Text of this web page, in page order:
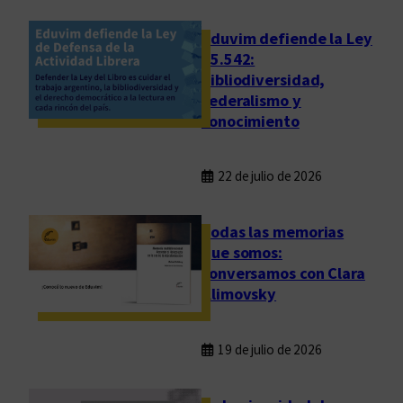
t
o
Eduvim defiende la Ley
25.542:
bibliodiversidad,
federalismo y
conocimiento
22 de julio de 2026
Todas las memorias
que somos:
conversamos con Clara
Klimovsky
19 de julio de 2026